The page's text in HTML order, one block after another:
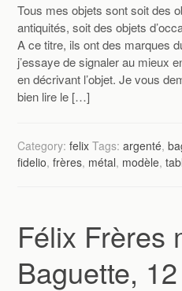
Tous mes objets sont soit des
antiquités, soit des objets
A ce titre, ils ont des marques
j’essaye de signaler au mieux
en décrivant l’objet. Je vous
bien lire le […]
Category:felix Tags:argenté,
fidelio,frères, métal, modèle,
Félix Frères
Baguette,